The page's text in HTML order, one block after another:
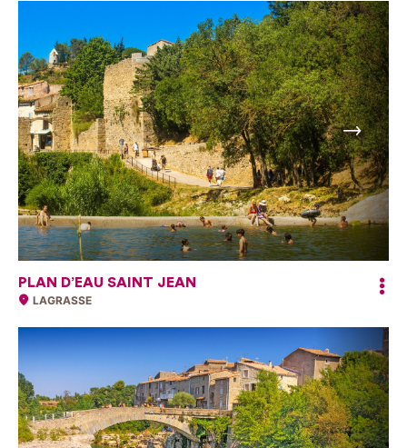
Suivant
PLAN D’EAU SAINT JEAN
LAGRASSE